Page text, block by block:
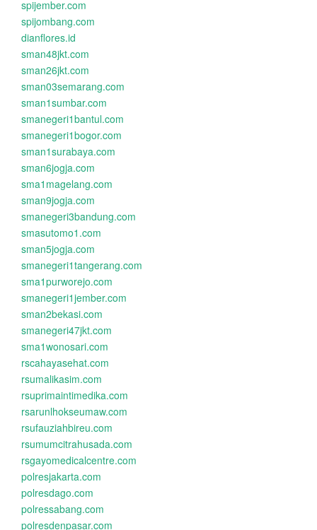
spijember.com
spijombang.com
dianflores.id
sman48jkt.com
sman26jkt.com
sman03semarang.com
sman1sumbar.com
smanegeri1bantul.com
smanegeri1bogor.com
sman1surabaya.com
sman6jogja.com
sma1magelang.com
sman9jogja.com
smanegeri3bandung.com
smasutomo1.com
sman5jogja.com
smanegeri1tangerang.com
sma1purworejo.com
smanegeri1jember.com
sman2bekasi.com
smanegeri47jkt.com
sma1wonosari.com
rscahayasehat.com
rsumalikasim.com
rsuprimaintimedika.com
rsarunlhokseumaw.com
rsufauziahbireu.com
rsumumcitrahusada.com
rsgayomedicalcentre.com
polresjakarta.com
polresdago.com
polressabang.com
polresdenpasar.com